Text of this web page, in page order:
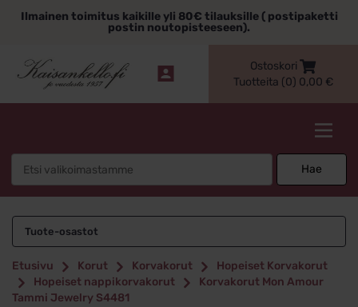
sisältöönIlmainen toimitus kaikille yli 80€ tilauksille ( postipaketti
postin noutopisteeseen).
Ostoskori
Tuotteita (0) 0,00 €
Hae
Tuote-osastot
Etusivu Korut Korvakorut
Hopeiset Korvakorut
Hopeiset nappikorvakorut
Korvakorut Mon Amour
Tammi Jewelry S4481